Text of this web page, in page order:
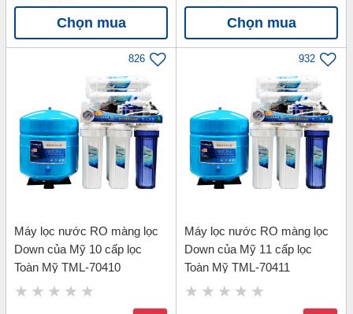
Chọn mua Chọn mua
826
Máy lọc nước RO màng lọc
Down của Mỹ 10 cấp lọc
Toàn Mỹ TML-70410
932
Máy lọc nước RO màng lọc
Down của Mỹ 11 cấp lọc
Toàn Mỹ TML-70411